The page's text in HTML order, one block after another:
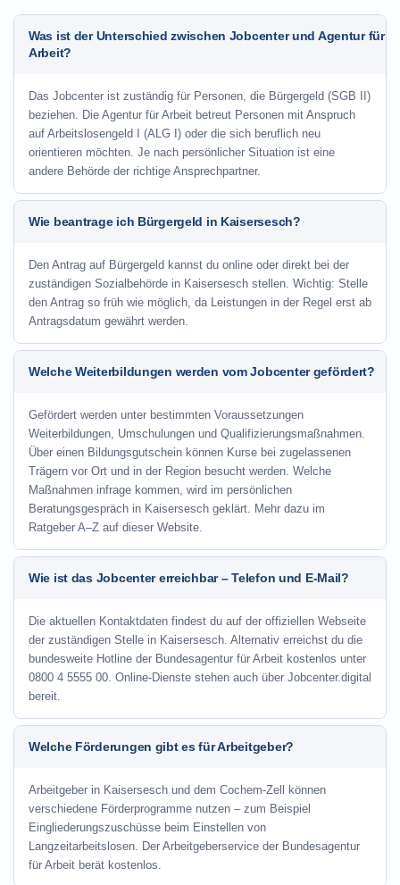
Was ist der Unterschied zwischen Jobcenter und Agentur für
Arbeit?
Das Jobcenter ist zuständig für Personen, die Bürgergeld (SGB II)
beziehen. Die Agentur für Arbeit betreut Personen mit Anspruch
auf Arbeitslosengeld I (ALG I) oder die sich beruflich neu
orientieren möchten. Je nach persönlicher Situation ist eine
andere Behörde der richtige Ansprechpartner.
Wie beantrage ich Bürgergeld in Kaisersesch?
Den Antrag auf Bürgergeld kannst du online oder direkt bei der
zuständigen Sozialbehörde in Kaisersesch stellen. Wichtig: Stelle
den Antrag so früh wie möglich, da Leistungen in der Regel erst ab
Antragsdatum gewährt werden.
Welche Weiterbildungen werden vom Jobcenter gefördert?
Gefördert werden unter bestimmten Voraussetzungen
Weiterbildungen, Umschulungen und Qualifizierungsmaßnahmen.
Über einen Bildungsgutschein können Kurse bei zugelassenen
Trägern vor Ort und in der Region besucht werden. Welche
Maßnahmen infrage kommen, wird im persönlichen
Beratungsgespräch in Kaisersesch geklärt. Mehr dazu im
Ratgeber A–Z auf dieser Website.
Wie ist das Jobcenter erreichbar – Telefon und E-Mail?
Die aktuellen Kontaktdaten findest du auf der offiziellen Webseite
der zuständigen Stelle in Kaisersesch. Alternativ erreichst du die
bundesweite Hotline der Bundesagentur für Arbeit kostenlos unter
0800 4 5555 00. Online-Dienste stehen auch über Jobcenter.digital
bereit.
Welche Förderungen gibt es für Arbeitgeber?
Arbeitgeber in Kaisersesch und dem Cochem-Zell können
verschiedene Förderprogramme nutzen – zum Beispiel
Eingliederungszuschüsse beim Einstellen von
Langzeitarbeitslosen. Der Arbeitgeberservice der Bundesagentur
für Arbeit berät kostenlos.